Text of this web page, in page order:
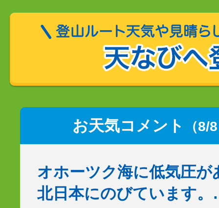
お天気コメント （8/
オホーツク海に低気圧が
北日本にのびています